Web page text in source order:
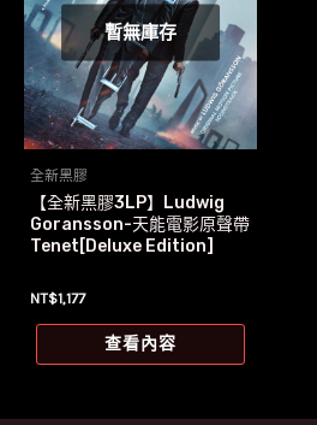
暫無庫存
全新黑膠
【全新黑膠3LP】Ludwig
Goransson-天能電影原聲帶
Tenet[Deluxe Edition]
NT$1,177
查看內容